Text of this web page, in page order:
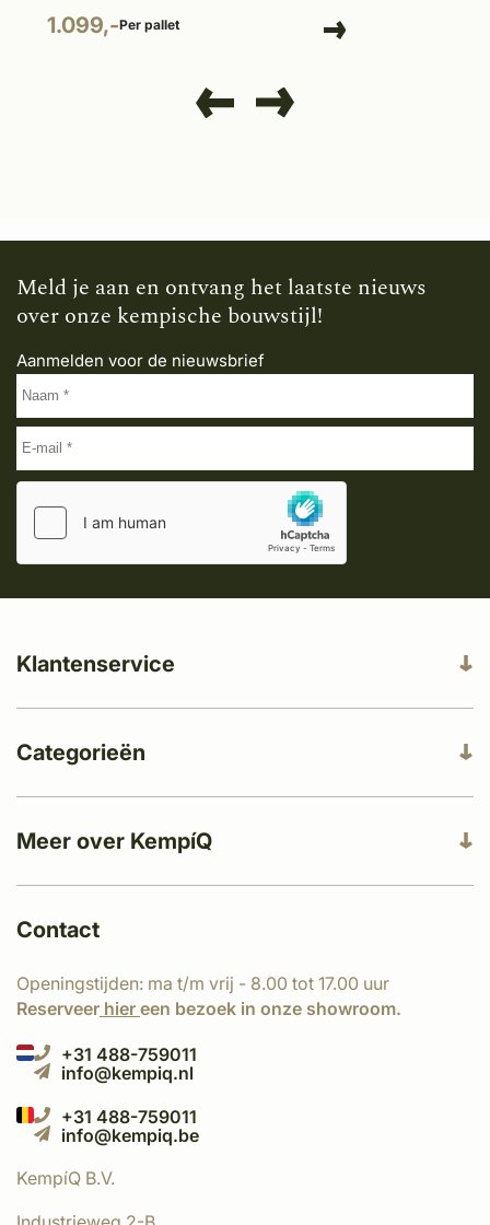
1.099,-Per pallet
Meld je aan en ontvang het laatste nieuws
over onze kempische bouwstijl!
Aanmelden voor de nieuwsbrief
Meer over KempíQ
Klantenservice
Categorieën
Contact
Openingstijden: ma t/m vrij - 8.00 tot 17.00 uur
Reserveer hier een bezoek in onze showroom.
+31 488-759011
info@kempiq.nl
+31 488-759011
info@kempiq.be
KempíQ B.V.